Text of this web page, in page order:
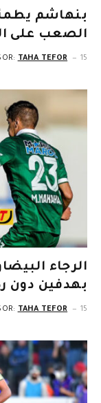
بنهاشم
الصعب على
TAHA TEFOR 15 سبتمبر، 2025
الرجاء
بهدفين دون
TAHA TEFOR 15 سبتمبر، 2025